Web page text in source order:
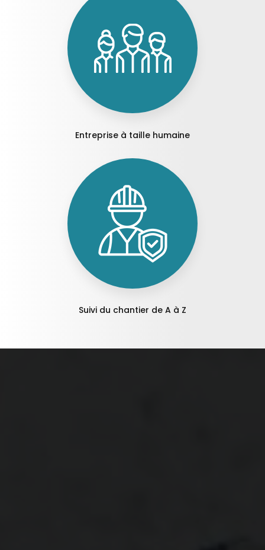
Entreprise à taille humaine
Suivi du chantier de A à Z